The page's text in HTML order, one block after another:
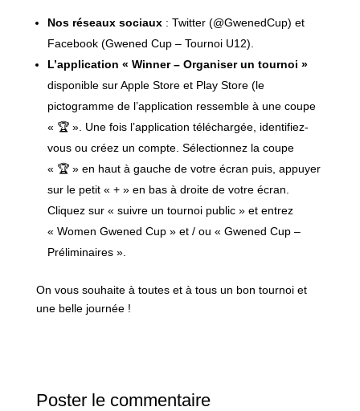
Nos réseaux sociaux: Twitter (@GwenedCup) et
Facebook (Gwened Cup – Tournoi U12).
L’application « Winner – Organiser un tournoi »
disponible sur Apple Store et Play Store (le
pictogramme de l’application ressemble à une coupe
« 🏆 ». Une fois l’application téléchargée, identifiez-
vous ou créez un compte. Sélectionnez la coupe
« 🏆 » en haut à gauche de votre écran puis, appuyer
sur le petit « + » en bas à droite de votre écran.
Cliquez sur « suivre un tournoi public » et entrez
« Women Gwened Cup » et / ou « Gwened Cup –
Préliminaires ».
On vous souhaite à toutes et à tous un bon tournoi et
une belle journée !
Poster le commentaire